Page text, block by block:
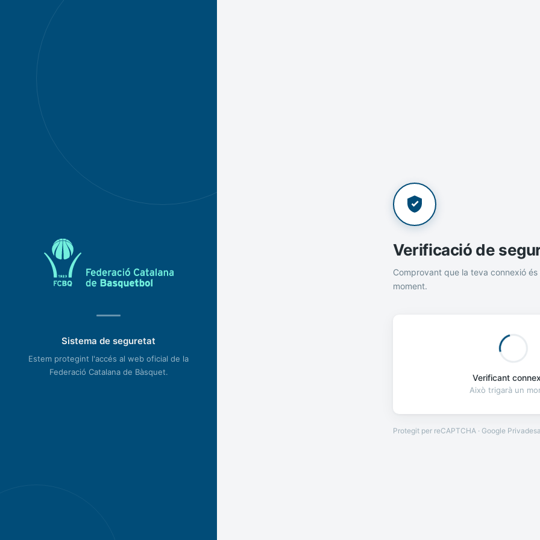
Sistema de seguretat
Estem protegint l'accés al web oficial de la
Federació Catalana de Bàsquet.
Verificació de
Comprovant que la teva connexió és
moment.
Verificant
Això trigarà un
Protegit per reCAPTCHA · Google Privadesa